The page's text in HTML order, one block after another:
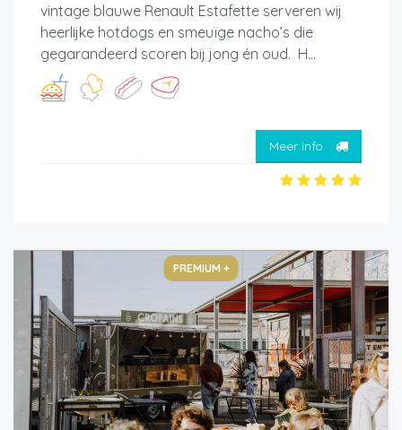
vintage blauwe Renault Estafette serveren wij
heerlijke hotdogs en smeuïge nacho’s die
gegarandeerd scoren bij jong én oud. H...
Meer info
PREMIUM +